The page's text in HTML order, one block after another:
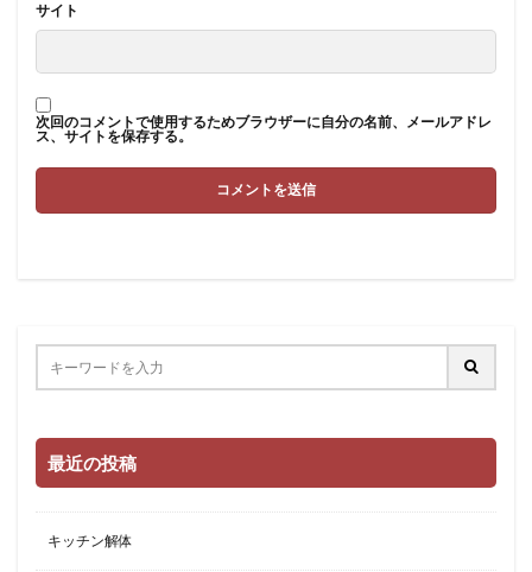
サイト
次回のコメントで使用するためブラウザーに自分の名前、メールアドレ
ス、サイトを保存する。
最近の投稿
キッチン解体